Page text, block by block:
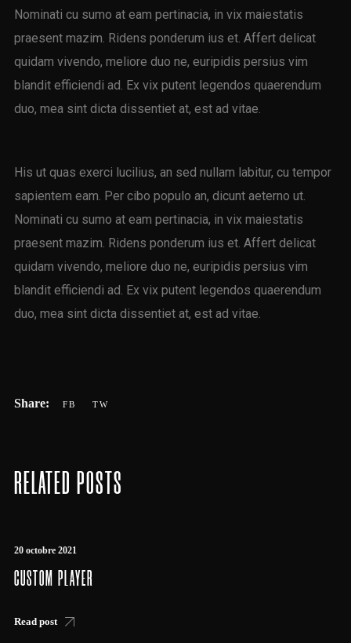
Nominati cu sumo at eam pertinacia, in vix maiestatis
praesent mazim. Ridens ponderum ius et. Affert delicat
quidam vivendo, meliore duo ne, euripidis persius vim
blandit efficiendi ad. Ex vix putent legendos quaerendum
duo, mea sint dicta dissentiet at, est ad vitae.
His ut quas exerci lucilius, an sed nullam labitur, cu tempor
sapientem eam. Per cibo populo an, dicunt aeterno ut.
Nominati cu sumo at eam pertinacia, in vix maiestatis
praesent mazim. Ridens ponderum ius et. Affert delicat
quidam vivendo, meliore duo ne, euripidis persius vim
blandit efficiendi ad. Ex vix putent legendos quaerendum
duo, mea sint dicta dissentiet at, est ad vitae.
RELATED POSTS
20 octobre 2021
CUSTOM PLAYER
Read post